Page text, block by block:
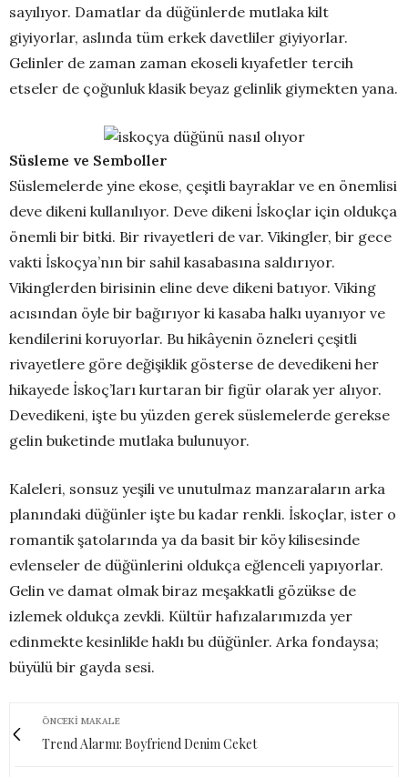
sayılıyor. Damatlar da düğünlerde mutlaka kilt
giyiyorlar, aslında tüm erkek davetliler giyiyorlar.
Gelinler de zaman zaman ekoseli kıyafetler tercih
etseler de çoğunluk klasik beyaz gelinlik giymekten yana.
Süsleme ve Semboller
Süslemelerde yine ekose, çeşitli bayraklar ve en önemlisi
deve dikeni kullanılıyor. Deve dikeni İskoçlar için oldukça
önemli bir bitki. Bir rivayetleri de var. Vikingler, bir gece
vakti İskoçya’nın bir sahil kasabasına saldırıyor.
Vikinglerden birisinin eline deve dikeni batıyor. Viking
acısından öyle bir bağırıyor ki kasaba halkı uyanıyor ve
kendilerini koruyorlar. Bu hikâyenin özneleri çeşitli
rivayetlere göre değişiklik gösterse de devedikeni her
hikayede İskoç’ları kurtaran bir figür olarak yer alıyor.
Devedikeni, işte bu yüzden gerek süslemelerde gerekse
gelin buketinde mutlaka bulunuyor.
Kaleleri, sonsuz yeşili ve unutulmaz manzaraların arka
planındaki düğünler işte bu kadar renkli. İskoçlar, ister o
romantik şatolarında ya da basit bir köy kilisesinde
evlenseler de düğünlerini oldukça eğlenceli yapıyorlar.
Gelin ve damat olmak biraz meşakkatli gözükse de
izlemek oldukça zevkli. Kültür hafızalarımızda yer
edinmekte kesinlikle haklı bu düğünler. Arka fondaysa;
büyülü bir gayda sesi.
ÖNCEKI MAKALE
Trend Alarmı: Boyfriend Denim Ceket